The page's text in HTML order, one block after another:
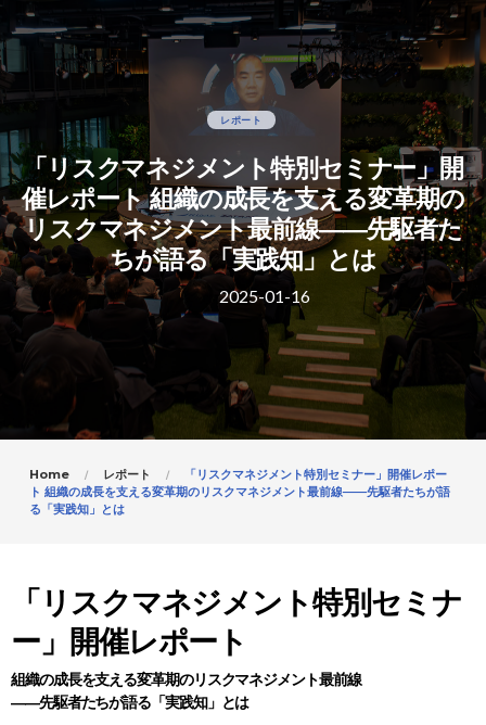
レポート
「リスクマネジメント特別セミナー」開
催レポート 組織の成長を支える変革期の
リスクマネジメント最前線――先駆者た
ちが語る「実践知」とは
2025-01-16
Home レポート
「リスクマネジメント特別セミナー」開催レポー
ト 組織の成長を支える変革期のリスクマネジメント最前線――先駆者たちが語
る「実践知」とは
「リスクマネジメント特別セミナ
ー」開催レポート
組織の成長を支える変革期のリスクマネジメント最前線
――先駆者たちが語る「実践知」とは